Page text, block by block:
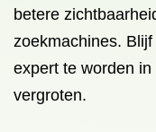
betere
zoekmachines.
expert te worden
vergroten.